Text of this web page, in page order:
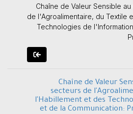
Chaîne de Valeur Sensible
de l'Agroalimentaire, du Textile
Technologies de
Chaîne de Valeur
secteurs de
l'Habillement et des
et de la Communication: